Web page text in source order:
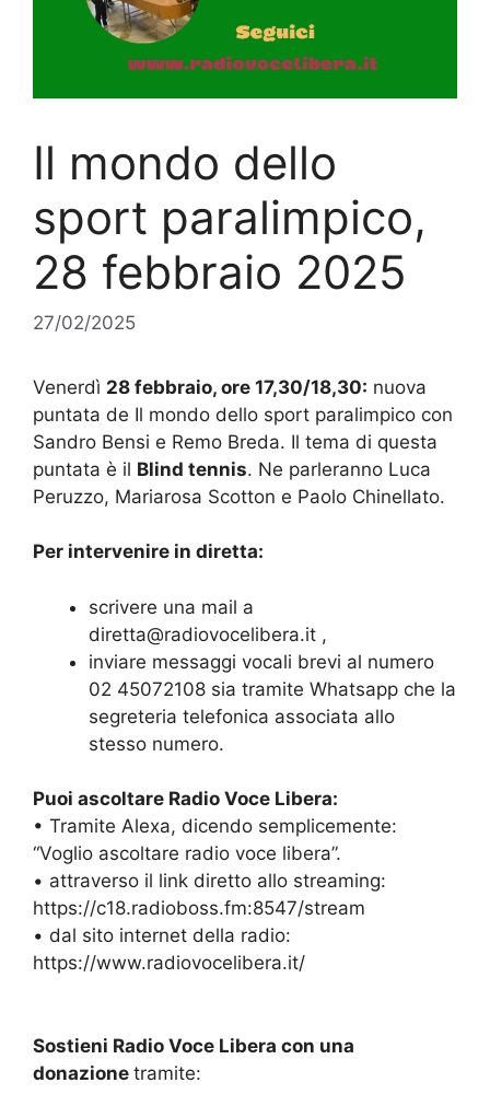
Il mondo dello
sport paralimpico,
28 febbraio 2025
27/02/2025
Venerdì 28 febbraio, ore 17,30/18,30: nuova
puntata de Il mondo dello sport paralimpico con
Sandro Bensi e Remo Breda. Il tema di questa
puntata è il Blind tennis. Ne parleranno Luca
Peruzzo, Mariarosa Scotton e Paolo Chinellato.
Per intervenire in diretta:
scrivere una mail a
diretta@radiovocelibera.it ,
inviare messaggi vocali brevi al numero
02 45072108 sia tramite Whatsapp che la
segreteria telefonica associata allo
stesso numero.
Puoi ascoltare Radio Voce Libera:
• Tramite Alexa, dicendo semplicemente:
“Voglio ascoltare radio voce libera”.
• attraverso il link diretto allo streaming:
https://c18.radioboss.fm:8547/stream
• dal sito internet della radio:
https://www.radiovocelibera.it/
Sostieni Radio Voce Libera con una
donazione tramite: